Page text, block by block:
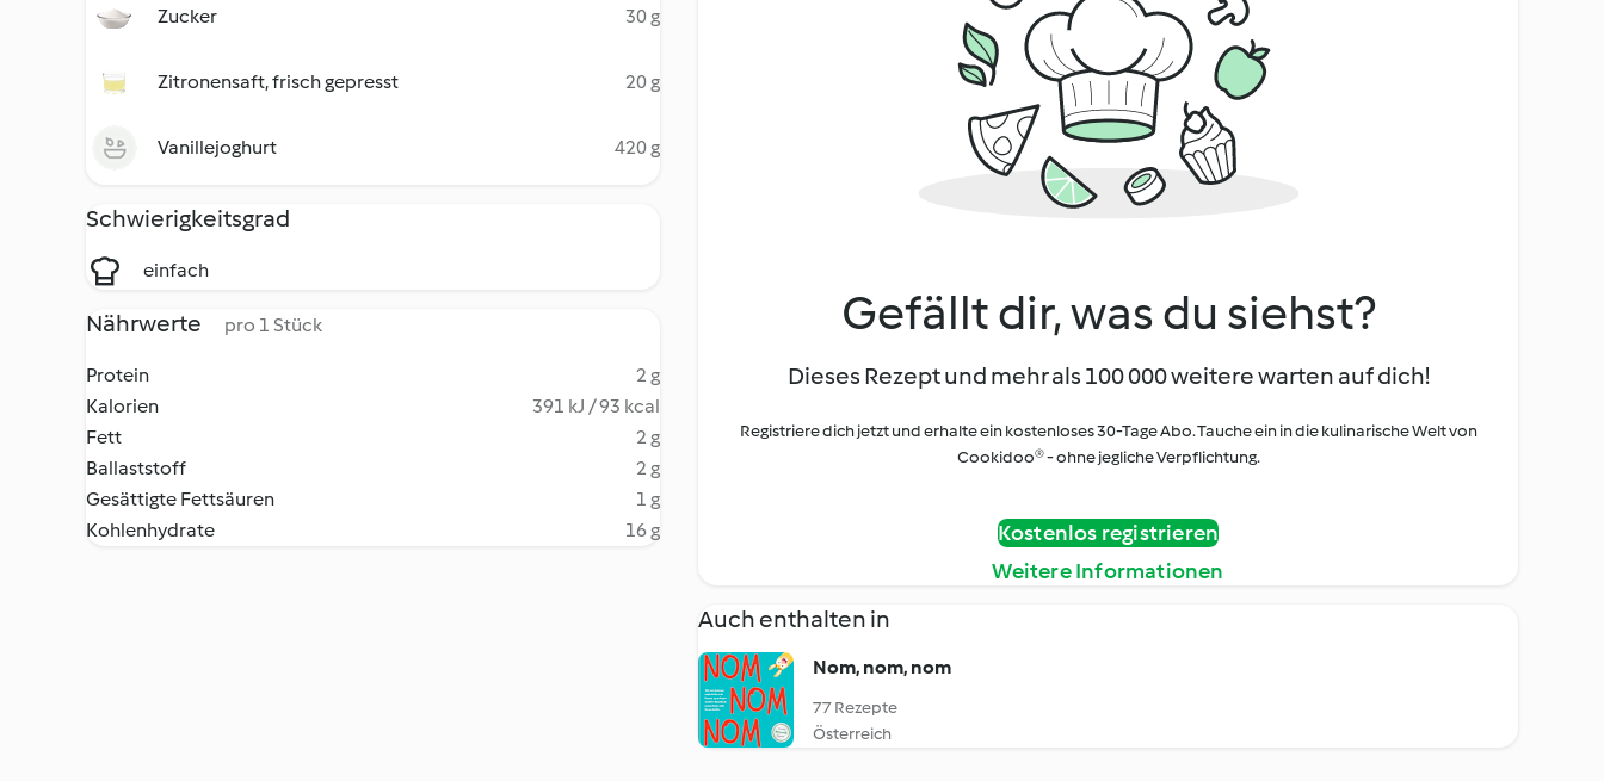
Zucker 30 g
Zitronensaft, frisch gepresst 20 g
Vanillejoghurt 420 g
Schwierigkeitsgrad
einfach
Nährwerte pro 1 Stück
Protein
2 g
Kalorien
391 kJ / 93 kcal
Fett
2 g
Ballaststoff
2 g
Gesättigte Fettsäuren
1 g
Kohlenhydrate
16 g
Gefällt dir, was du siehst?
Dieses Rezept und mehr als 100 000 weitere warten auf dich!
Registriere dich jetzt und erhalte ein kostenloses 30-Tage Abo. Tauche ein in die kulinarische Welt von
Cookidoo® - ohne jegliche Verpflichtung.
Kostenlos registrieren
Weitere Informationen
Auch enthalten in
Nom, nom, nom
77 Rezepte
Österreich